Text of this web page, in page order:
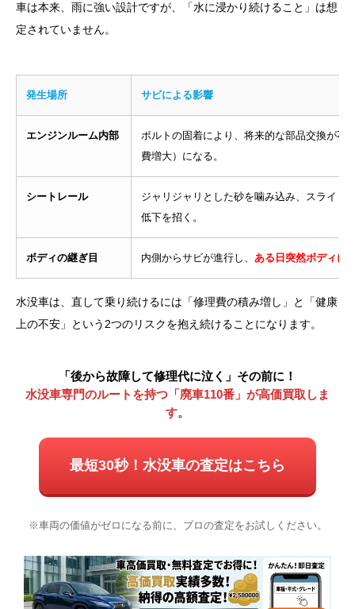
車は本来、雨に強い設計ですが、「水に浸かり続けること」は想
定されていません。
発生場所 サビによる影響
エンジンルーム内部
ボルトの固着により、将来的な部品交換が不
費増大）になる。
シートレール
ジャリジャリとした砂を噛み込み、スライド
低下を招く。
ボディの継ぎ目 内側からサビが進行し、 ある日突然ボディに
水没車は、直して乗り続けるには「修理費の積み増し」と「健康
上の不安」という2つのリスクを抱え続けることになります。
「後から故障して修理代に泣く」その前に！
水没車専門のルートを持つ「廃車110番」が高価買取しま
す。
最短30秒！水没車の査定はこちら
※車両の価値がゼロになる前に、プロの査定をお試しください。
電話 LINE無料査定 WEB無料査定